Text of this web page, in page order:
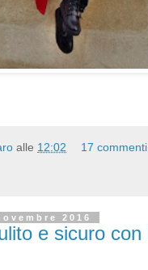
alle 12:02 17
2016
e sicuro con